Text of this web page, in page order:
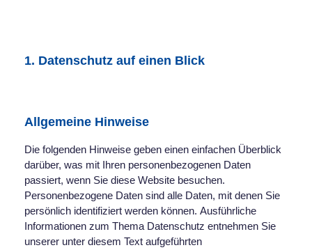
1. Datenschutz auf einen Blick
Allgemeine Hinweise
Die folgenden Hinweise geben einen einfachen Überblick
darüber, was mit Ihren personenbezogenen Daten
passiert, wenn Sie diese Website besuchen.
Personenbezogene Daten sind alle Daten, mit denen Sie
persönlich identifiziert werden können. Ausführliche
Informationen zum Thema Datenschutz entnehmen Sie
unserer unter diesem Text aufgeführten